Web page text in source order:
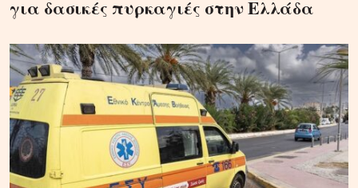
για δασικές πυρκαγιές στην Ελλάδα